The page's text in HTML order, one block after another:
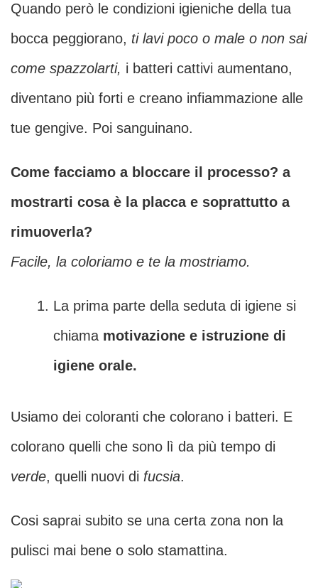
Quando però le condizioni igieniche della tua
bocca peggiorano, ti lavi poco o male o non sai
come spazzolarti, i batteri cattivi aumentano,
diventano più forti e creano infiammazione alle
tue gengive. Poi sanguinano.
Come facciamo a bloccare il processo? a
mostrarti cosa è la placca e soprattutto a
rimuoverla?
Facile, la coloriamo e te la mostriamo.
La prima parte della seduta di igiene si
chiama motivazione e istruzione di
igiene orale.
Usiamo dei coloranti che colorano i batteri. E
colorano quelli che sono lì da più tempo di
verde, quelli nuovi di fucsia.
Cosi saprai subito se una certa zona non la
pulisci mai bene o solo stamattina.